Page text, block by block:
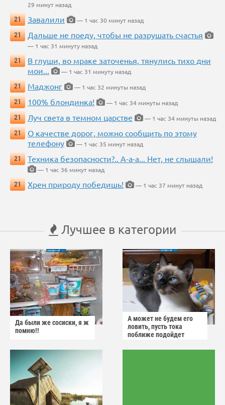
29 минут назад
21
Завалили
— 1 час 30 минут назад
21
Дальше не поеду, чтобы не разрушать счастья
— 1 час 31 минуту назад
21
В глуши, во мраке заточенья, тянулись тихо дни
мои...
— 1 час 31 минуту назад
21
Маджонг
— 1 час 32 минуты назад
21
100% блондинка!
— 1 час 34 минуты назад
21
Луч света в темном царстве
— 1 час 34 минуты назад
21
О качестве дорог, можно сообщить по этому
телефону
— 1 час 35 минут назад
21
Техника безопасности?.. А-а-а... Нет, не слышали!
— 1 час 36 минут назад
21
Хрен природу победишь! — 1 час 37 минут назад
Лучшее в категории
Да были же сосиски, я ж
помню!!
А может не будем его
ловить, пусть тока
поближе подойдет